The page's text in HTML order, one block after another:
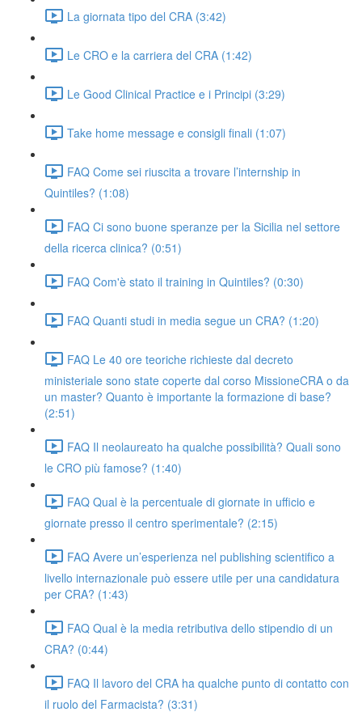
La giornata tipo del CRA (3:42)
Le CRO e la carriera del CRA (1:42)
Le Good Clinical Practice e i Principi (3:29)
Take home message e consigli finali (1:07)
FAQ Come sei riuscita a trovare l’internship in
Quintiles? (1:08)
FAQ Ci sono buone speranze per la Sicilia nel settore
della ricerca clinica? (0:51)
FAQ Com'è stato il training in Quintiles? (0:30)
FAQ Quanti studi in media segue un CRA? (1:20)
FAQ Le 40 ore teoriche richieste dal decreto
ministeriale sono state coperte dal corso MissioneCRA o da
un master? Quanto è importante la formazione di base?
(2:51)
FAQ Il neolaureato ha qualche possibilità? Quali sono
le CRO più famose? (1:40)
FAQ Qual è la percentuale di giornate in ufficio e
giornate presso il centro sperimentale? (2:15)
FAQ Avere un’esperienza nel publishing scientifico a
livello internazionale può essere utile per una candidatura
per CRA? (1:43)
FAQ Qual è la media retributiva dello stipendio di un
CRA? (0:44)
FAQ Il lavoro del CRA ha qualche punto di contatto con
il ruolo del Farmacista? (3:31)